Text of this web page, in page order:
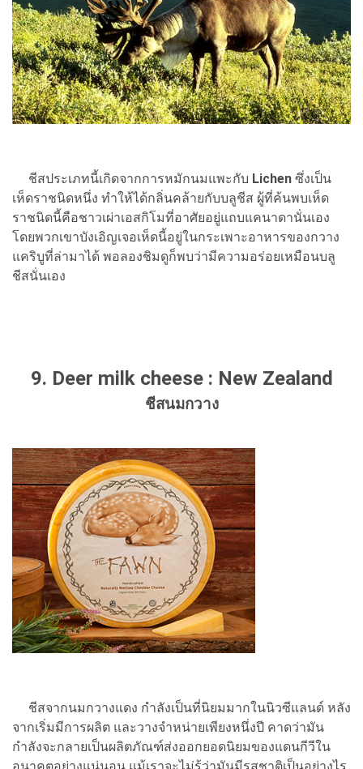
ชีสประเภทนี้เกิดจากการหมักนมแพะกับ Lichen ซึ่งเป็น
เห็ดราชนิดหนึ่ง ทำให้ได้กลิ่นคล้ายกับบลูชีส ผู้ที่ค้นพบเห็ด
ราชนิดนี้คือชาวเผ่าเอสกิโมที่อาศัยอยู่แถบแคนาดานั่นเอง
โดยพวกเขาบังเอิญเจอเห็ดนี้อยู่ในกระเพาะอาหารของกวาง
แคริบูที่ล่ามาได้ พอลองชิมดูก็พบว่ามีความอร่อยเหมือนบลู
ชีสนั่นเอง
9. Deer milk cheese : New Zealand
ชีสนมกวาง
ชีสจากนมกวางแดง กำลังเป็นที่นิยมมากในนิวซีแลนด์ หลัง
จากเริ่มมีการผลิต และวางจำหน่ายเพียงหนึ่งปี คาดว่ามัน
กำลังจะกลายเป็นผลิตภัณฑ์ส่งออกยอดนิยมของแดนกีวีใน